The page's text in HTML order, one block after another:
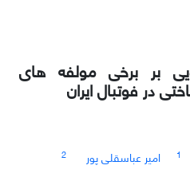
بر برخی مولفه های
در فوتبال ایران
1 امیر عباسقلی پور 2